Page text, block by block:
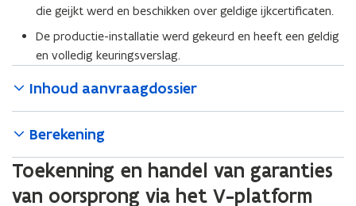
die geijkt werd en beschikken over geldige ijkcertificaten.
De productie-installatie werd gekeurd en heeft een geldig
en volledig keuringsverslag.
Inhoud aanvraagdossier
Berekening
Toekenning en handel van garanties
van oorsprong via het V-platform